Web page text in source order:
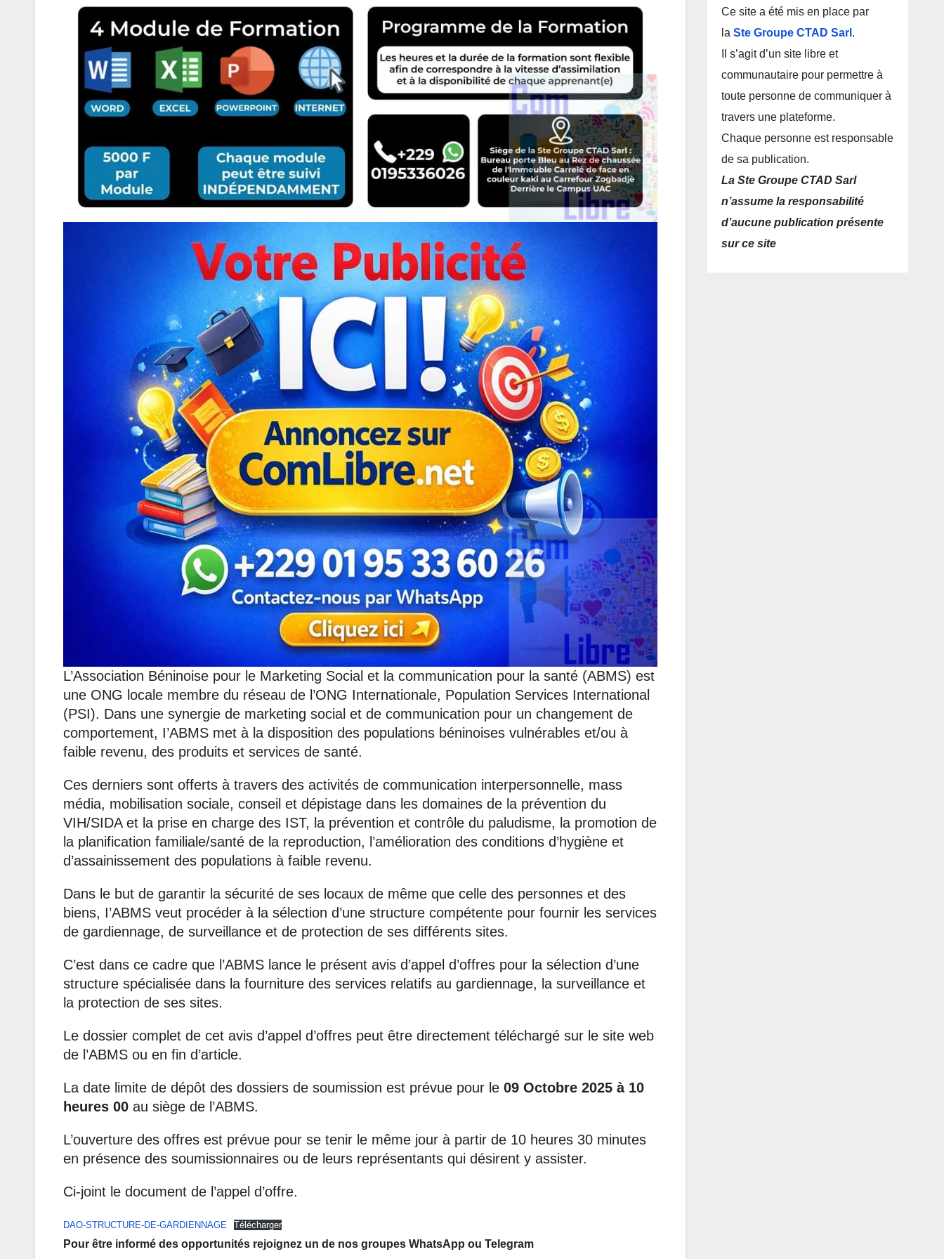
L’Association Béninoise pour le Marketing Social et la communication pour la santé (ABMS) est
une ONG locale membre du réseau de l’ONG Internationale, Population Services International
(PSI). Dans une synergie de marketing social et de communication pour un changement de
comportement, I’ABMS met à la disposition des populations béninoises vulnérables et/ou à
faible revenu, des produits et services de santé.
Ces derniers sont offerts à travers des activités de communication interpersonnelle, mass
média, mobilisation sociale, conseil et dépistage dans les domaines de la prévention du
VIH/SIDA et la prise en charge des IST, la prévention et contrôle du paludisme, la promotion de
la planification familiale/santé de la reproduction, l’amélioration des conditions d’hygiène et
d’assainissement des populations à faible revenu.
Dans le but de garantir la sécurité de ses locaux de même que celle des personnes et des
biens, I’ABMS veut procéder à la sélection d’une structure compétente pour fournir les services
de gardiennage, de surveillance et de protection de ses différents sites.
C’est dans ce cadre que l’ABMS lance le présent avis d’appel d’offres pour la sélection d’une
structure spécialisée dans la fourniture des services relatifs au gardiennage, la surveillance et
la protection de ses sites.
Le dossier complet de cet avis d’appel d’offres peut être directement téléchargé sur le site web
de l’ABMS ou en fin d’article.
La date limite de dépôt des dossiers de soumission est prévue pour le 09 Octobre 2025 à 10
heures 00 au siège de l’ABMS.
L’ouverture des offres est prévue pour se tenir le même jour à partir de 10 heures 30 minutes
en présence des soumissionnaires ou de leurs représentants qui désirent y assister.
Ci-joint le document de l’appel d’offre.
DAO-STRUCTURE-DE-GARDIENNAGE Télécharger
Pour être informé des opportunités rejoignez un de nos groupes WhatsApp ou Telegram
Ce site a été mis en place par
la Ste Groupe CTAD Sarl .
Il s’agit d’un site libre et
communautaire pour permettre à
toute personne de communiquer à
travers une plateforme.
Chaque personne est responsable
de sa publication.
La Ste Groupe CTAD Sarl
n’assume la responsabilité
d’aucune publication présente
sur ce site